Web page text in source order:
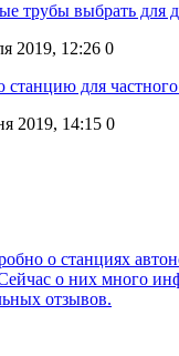
трубы выбрать для
2019, 12:26 0
для
2019, 14:15 0
о станциях
о них много
отзывов.